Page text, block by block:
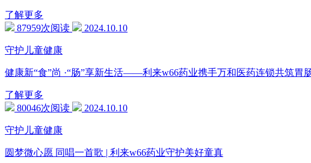
了解更多
87959次阅读
2024.10.10
守护儿童健康
健康新“食”尚 ·“肠”享新生活——利来w66药业携手万和医药连锁共筑胃
了解更多
80046次阅读
2024.10.10
守护儿童健康
圆梦微心愿 同唱一首歌 | 利来w66药业守护美好童真